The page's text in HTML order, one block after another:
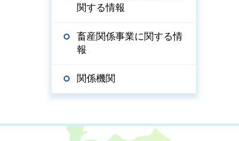
関する情報
畜産関係事業に関する情
報
関係機関